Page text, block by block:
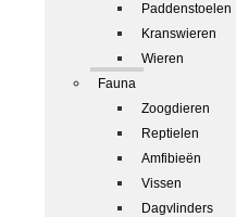
Paddenstoelen
Kranswieren
Wieren
Fauna
Zoogdieren
Reptielen
Amfibieën
Vissen
Dagvlinders